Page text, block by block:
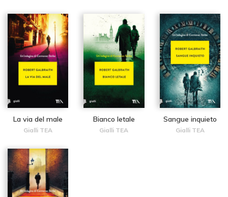
La via del male
Gialli TEA
Bianco letale
Gialli TEA
Sangue inquieto
Gialli TEA